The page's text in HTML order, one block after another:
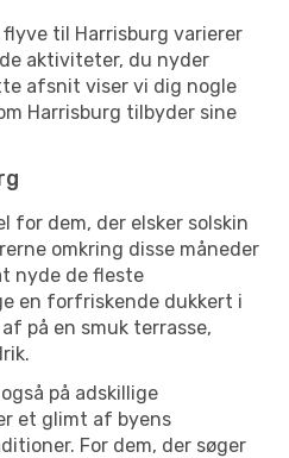
til Harrisburg varierer
aktiviteter, du nyder
afsnit viser vi dig nogle
Harrisburg tilbyder sine
for dem, der elsker solskin
omkring disse måneder
nyde de fleste
en forfriskende dukkert i
på en smuk terrasse,
på adskillige
et glimt af byens
For dem, der søger